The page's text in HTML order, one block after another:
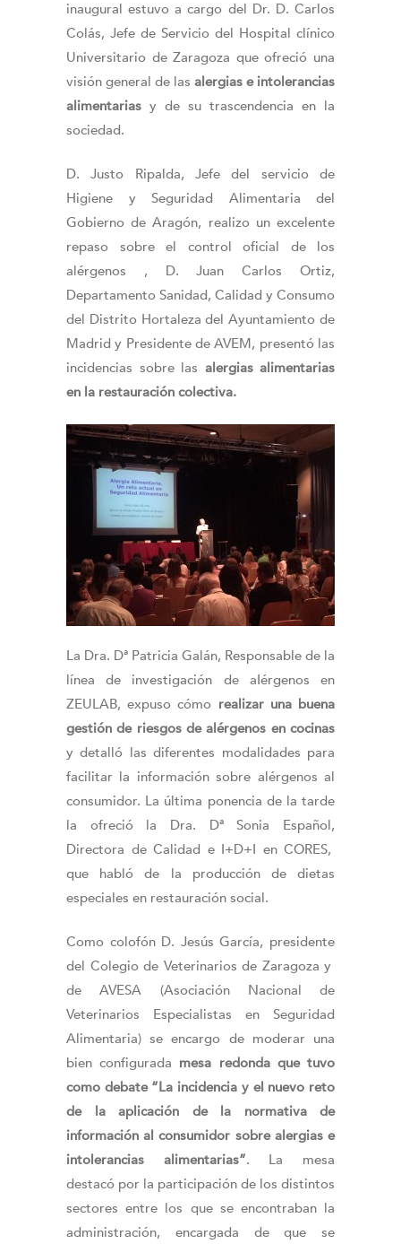
inaugural estuvo a cargo del Dr. D. Carlos
Colás, Jefe de Servicio del Hospital clínico
Universitario de Zaragoza que ofreció una
visión general de las alergias e intolerancias
alimentarias y de su trascendencia en la
sociedad.
D. Justo Ripalda, Jefe del servicio de
Higiene y Seguridad Alimentaria del
Gobierno de Aragón, realizo un excelente
repaso sobre el control oficial de los
alérgenos , D. Juan Carlos Ortiz,
Departamento Sanidad, Calidad y Consumo
del Distrito Hortaleza del Ayuntamiento de
Madrid y Presidente de AVEM, presentó las
incidencias sobre las alergias alimentarias
en la restauración colectiva.
La Dra. Dª Patricia Galán, Responsable de la
línea de investigación de aIérgenos en
ZEULAB, expuso cómo realizar una buena
gestión de riesgos de alérgenos en cocinas
y detalló las diferentes modalidades para
facilitar la información sobre alérgenos al
consumidor. La última ponencia de la tarde
la ofreció la Dra. Dª Sonia Español,
Directora de Calidad e I+D+I en CORES,
que habló de la producción de dietas
especiales en restauración social.
Como colofón D. Jesús García, presidente
del Colegio de Veterinarios de Zaragoza y
de AVESA (Asociación Nacional de
Veterinarios Especialistas en Seguridad
Alimentaria) se encargo de moderar una
bien configurada mesa redonda que tuvo
como debate “La incidencia y el nuevo reto
de la aplicación de la normativa de
información al consumidor sobre alergias e
intolerancias alimentarias”. La mesa
destacó por la participación de los distintos
sectores entre los que se encontraban la
administración, encargada de que se